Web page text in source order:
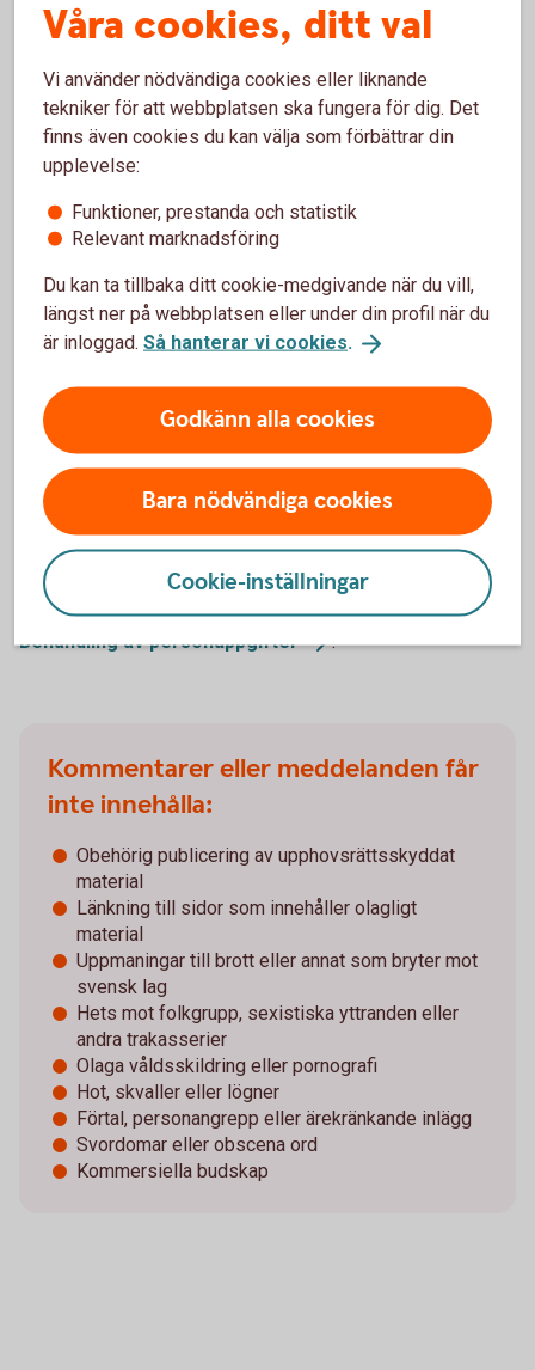
reglerna kan komma att blockeras. Vi ber dig att respektera
Facebook
,Instagrams , Linkedins
och
Youtubes
regler och svensk lag, särskilt
dataskyddsförordningen (GDPR).
Behandling av personuppgifter
Sparbanken Göinge behandlar dina uppgifter i enlighet
med dataskyddslagstiftningen (GDPR). Att använda sociala
medier innebär i dagsläget att dina personuppgifter kan
komma att överföras till tredje land utanför EU/EES-
området. Tredje land omfattas inte av GDPR, vilket kan
när det gäller möjligheter för myndigheter i tredje landet att
få tillgång till dina personuppgifter och för dina möjligheter
att utöva kontroll över personuppgifterna. Sparbanken
Göinge är behjälplig att, så långt det är möjligt, ytterligare
informera dig om integritetslagstiftningen och skyddsläget
för personuppgifter i tredjelandet.
För information om Sparbanken Göinges
personuppgiftsbehandling, se
Behandling avpersonuppgifter .
Kommentarer eller meddelanden får
inte innehålla:
Obehörig publicering av upphovsrättsskyddat
material
Länkning till sidor som innehåller olagligt
material
Uppmaningar till brott eller annat som bryter mot
svensk lag
Hets mot folkgrupp, sexistiska yttranden eller
andra trakasserier
Olaga våldsskildring eller pornografi
Hot, skvaller eller lögner
Förtal, personangrepp eller ärekränkande inlägg
Svordomar eller obscena ord
Kommersiella budskap
Våra cookies, ditt val
Vi använder nödvändiga cookies eller liknande
tekniker för att webbplatsen ska fungera för dig. Det
finns även cookies du kan välja som förbättrar din
upplevelse:
Funktioner, prestanda och statistik
Relevant marknadsföring
Du kan ta tillbaka ditt cookie-medgivande när du vill,
längst ner på webbplatsen eller under din profil när du
är inloggad. Så hanterar vi cookies.
Godkänn alla cookies
Bara nödvändiga cookies
Cookie-inställningar